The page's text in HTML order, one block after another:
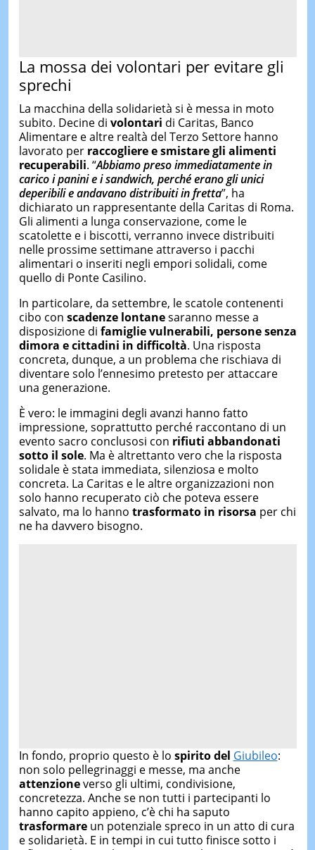
La mossa dei volontari per evitare gli
sprechi
La macchina della solidarietà si è messa in moto
subito. Decine di volontari di Caritas, Banco
Alimentare e altre realtà del Terzo Settore hanno
lavorato per raccogliere e smistare gli alimenti
recuperabili. “Abbiamo preso immediatamente in
carico i panini e i sandwich, perché erano gli unici
deperibili e andavano distribuiti in fretta”, ha
dichiarato un rappresentante della Caritas di Roma.
Gli alimenti a lunga conservazione, come le
scatolette e i biscotti, verranno invece distribuiti
nelle prossime settimane attraverso i pacchi
alimentari o inseriti negli empori solidali, come
quello di Ponte Casilino.
In particolare, da settembre, le scatole contenenti
cibo con scadenze lontanesaranno messe a
disposizione di famiglie vulnerabili, persone senza
dimora e cittadini in difficoltà. Una risposta
concreta, dunque, a un problema che rischiava di
diventare solo l’ennesimo pretesto per attaccare
una generazione.
È vero: le immagini degli avanzi hanno fatto
impressione, soprattutto perché raccontano di un
evento sacro conclusosi con rifiuti abbandonati
sotto il sole. Ma è altrettanto vero che la risposta
solidale è stata immediata, silenziosa e molto
concreta. La Caritas e le altre organizzazioni non
solo hanno recuperato ciò che poteva essere
salvato, ma lo hanno trasformato in risorsa per chi
ne ha davvero bisogno.
In fondo, proprio questo è lo spirito del Giubileo:
non solo pellegrinaggi e messe, ma anche
attenzioneverso gli ultimi, condivisione,
concretezza. Anche se non tutti i partecipanti lo
hanno capito appieno, c’è chi ha saputo
trasformareun potenziale spreco in un atto di cura
e solidarietà. E in tempi in cui tutto finisce sotto i